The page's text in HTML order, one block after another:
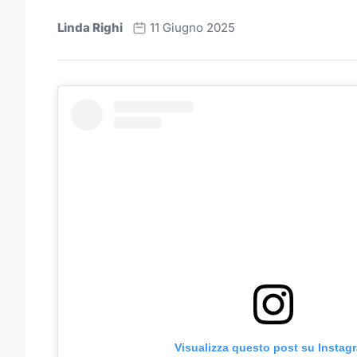
Linda Righi 11 Giugno 2025
Visualizza questo post su